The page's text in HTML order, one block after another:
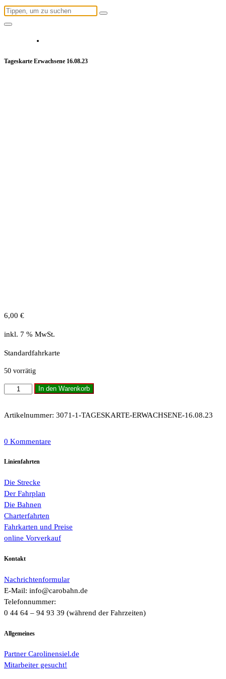
Suchen
nach:
Tageskarte Erwachsene 16.08.23
6,00 €
inkl. 7 % MwSt.
Standardfahrkarte
50 vorrätig
Tageskarte
In den Warenkorb
Artikelnummer: 3071-1-TAGESKARTE-ERWACHSENE-16.08.23
0 Kommentare
Linienfahrten
Die Strecke
Der Fahrplan
Die Bahnen
Charterfahrten
Fahrkarten und Preise
online Vorverkauf
Kontakt
Nachrichtenformular
E-Mail: info@carobahn.de
Telefonnummer:
0 44 64 – 94 93 39 (während der Fahrzeiten)
Allgemeines
Partner Carolinensiel.de
Mitarbeiter gesucht!